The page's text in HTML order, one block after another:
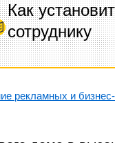
Как
сотруднику
рекламных и